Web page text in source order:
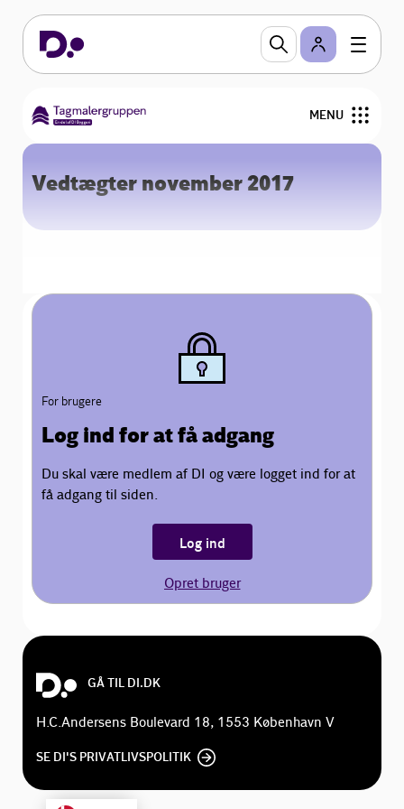
MENU
Forside
For medlemmer
Medlemsoversigt
Vedtægter november 2017
For brugere
Log ind for at få adgang
Du skal være medlem af DI og være logget ind for at
få adgang til siden.
Log ind
Opret bruger
GÅ TIL DI.DK
H.C.Andersens Boulevard 18, 1553 København V
SE DI'S PRIVATLIVSPOLITIK